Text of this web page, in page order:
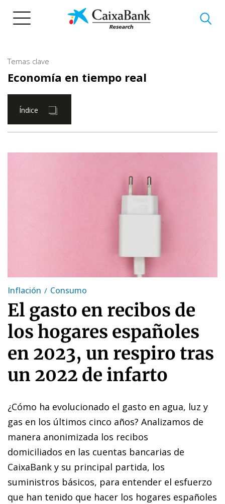
Temas clave
Economía en tiempo real
Índice
Inflación Consumo
El gasto en recibos de
los hogares españoles
en 2023, un respiro tras
un 2022 de infarto
¿Cómo ha evolucionado el gasto en agua, luz y
gas en los últimos cinco años? Analizamos de
manera anonimizada los recibos
domiciliados en las cuentas bancarias de
CaixaBank y su principal partida, los
suministros básicos, para entender el esfuerzo
que han tenido que hacer los hogares españoles